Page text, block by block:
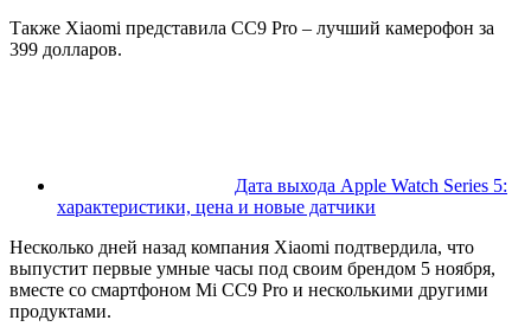
Также Xiaomi представила CC9 Pro – лучший камерофон за
399 долларов.
Дата выхода Apple Watch Series 5:
характеристики, цена и новые датчики
Несколько дней назад компания Xiaomi подтвердила, что
выпустит первые умные часы под своим брендом 5 ноября,
вместе со смартфоном Mi CC9 Pro и несколькими другими
продуктами.